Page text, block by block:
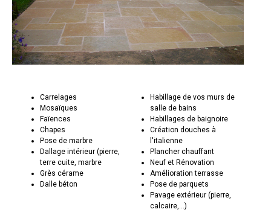
Carrelages
Mosaïques
Faïences
Chapes
Pose de marbre
Dallage intérieur (pierre,
terre cuite, marbre
Grès cérame
Dalle béton
Habillage de vos murs de
salle de bains
Habillages de baignoire
Création douches à
l'italienne
Plancher chauffant
Neuf et Rénovation
Amélioration terrasse
Pose de parquets
Pavage extérieur (pierre,
calcaire,...)